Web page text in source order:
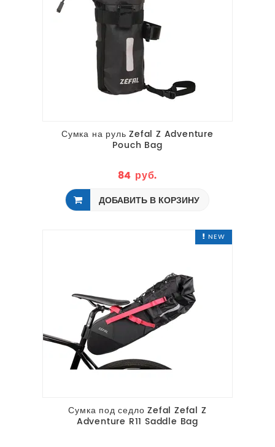
Сумка на руль Zefal Z Adventure
Pouch Bag
84 руб.
ДОБАВИТЬ В КОРЗИНУ
NEW
Сумка под седло Zefal Zefal Z
Adventure R11 Saddle Bag